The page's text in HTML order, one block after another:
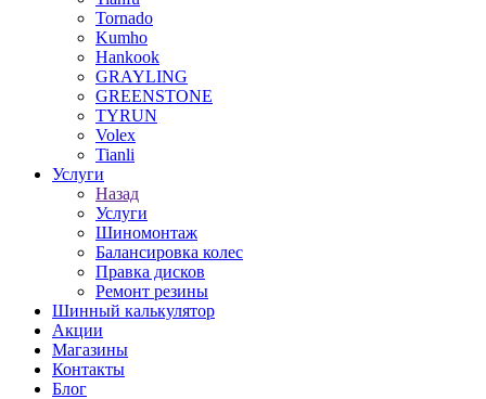
Tornado
Kumho
Hankook
GRAYLING
GREENSTONE
TYRUN
Volex
Tianli
Услуги
Назад
Услуги
Шиномонтаж
Балансировка колес
Правка дисков
Ремонт резины
Шинный калькулятор
Акции
Магазины
Контакты
Блог